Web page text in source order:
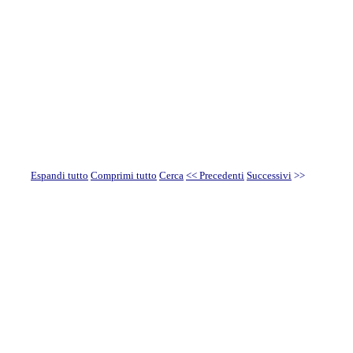
Espandi tutto Comprimi tutto Cerca << Precedenti Successivi >>